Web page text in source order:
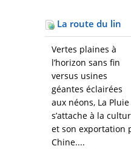
La route du lin
Vertes plaines à
l’horizon sans fin
versus usines
géantes éclairées
aux néons, La
s’attache à la
et son exportation
Chine....